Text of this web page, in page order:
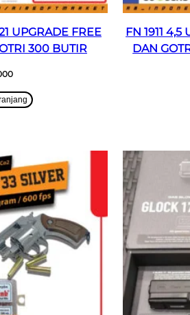
UPGRADE FREE
300 BUTIR
FN 1911
DAN